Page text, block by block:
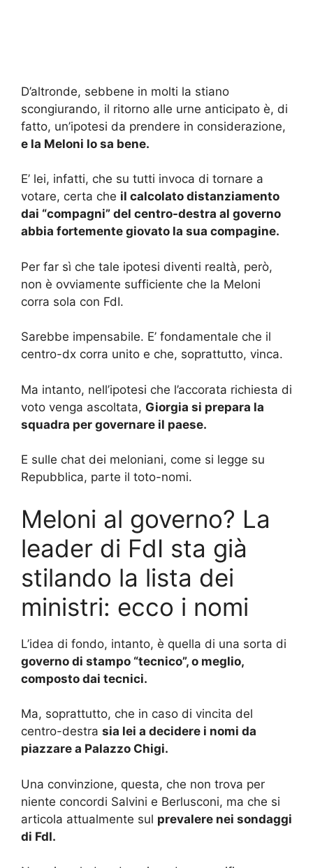
D’altronde, sebbene in molti la stiano
scongiurando, il ritorno alle urne anticipato è, di
fatto, un’ipotesi da prendere in considerazione,
e la Meloni lo sa bene.
E’ lei, infatti, che su tutti invoca di tornare a
votare, certa che il calcolato distanziamento
dai “compagni” del centro-destra al governo
abbia fortemente giovato la sua compagine.
Per far sì che tale ipotesi diventi realtà, però,
non è ovviamente sufficiente che la Meloni
corra sola con FdI.
Sarebbe impensabile. E’ fondamentale che il
centro-dx corra unito e che, soprattutto, vinca.
Ma intanto, nell’ipotesi che l’accorata richiesta di
voto venga ascoltata, Giorgia si prepara la
squadra per governare il paese.
E sulle chat dei meloniani, come si legge su
Repubblica, parte il toto-nomi.
Meloni al governo? La
leader di FdI sta già
stilando la lista dei
ministri: ecco i nomi
L’idea di fondo, intanto, è quella di una sorta di
governo di stampo “tecnico”, o meglio,
composto dai tecnici.
Ma, soprattutto, che in caso di vincita del
centro-destra sia lei a decidere i nomi da
piazzare a Palazzo Chigi.
Una convinzione, questa, che non trova per
niente concordi Salvini e Berlusconi, ma che si
articola attualmente sul prevalere nei sondaggi
di FdI.